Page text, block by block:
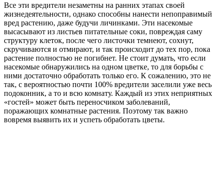
Все эти вредители незаметны на ранних этапах своей
жизнедеятельности, однако способны нанести непоправимый
вред растению, даже будучи личинками. Эти насекомые
высасывают из листьев питательные соки, повреждая саму
структуру клеток, после чего листочки темнеют, сохнут,
скручиваются и отмирают, и так происходит до тех пор, пока
растение полностью не погибнет. Не стоит думать, что если
насекомые обнаружились на одном цветке, то для борьбы с
ними достаточно обработать только его. К сожалению, это не
так, с вероятностью почти 100% вредители заселили уже весь
подоконник, а то и всю комнату. Каждый из этих неприятных
«гостей» может быть переносчиком заболеваний,
поражающих комнатные растения. Поэтому так важно
вовремя выявить их и успеть обработать цветы.